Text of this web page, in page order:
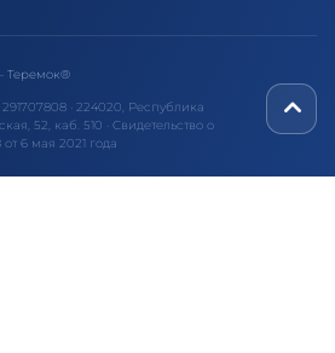
Теремок®
· 224020, Республика
52, каб. 510 · Свидетельство о
6 мая 2021 года